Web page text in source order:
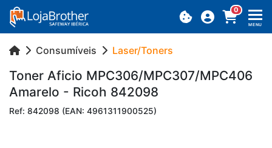
0
MENU
Consumíveis Laser/Toners
Toner Aficio MPC306/MPC307/MPC406
Ama­relo - Ricoh 842098
Ref: 842098 (EAN: 4961311900525)